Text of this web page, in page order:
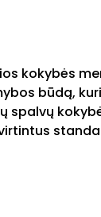
kokybės
būdą,
spalvų